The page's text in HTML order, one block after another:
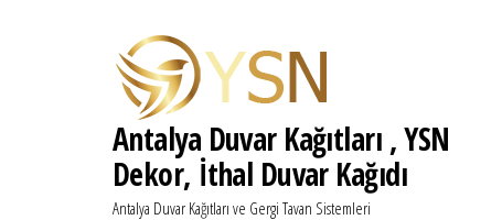
Antalya Duvar Kağıtları , YSN
Dekor, İthal Duvar Kağıdı
Antalya Duvar Kağıtları ve Gergi Tavan Sistemleri